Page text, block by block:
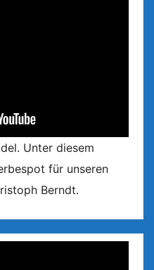
Unter diesem
für unseren
Berndt.